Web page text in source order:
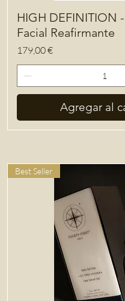
HIGH DEFINITION
Facial Reafirmante
Precio
179,00 €
Agregar al
Best Seller